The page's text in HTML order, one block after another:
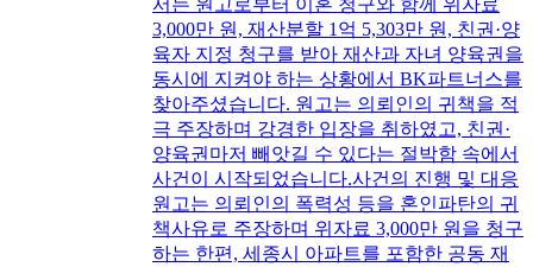
서는 원고로부터 이혼 청구와 함께 위자료
3,000만 원, 재산분할 1억 5,303만 원, 친권·양
육자 지정 청구를 받아 재산과 자녀 양육권을
동시에 지켜야 하는 상황에서 BK파트너스를
찾아주셨습니다. 원고는 의뢰인의 귀책을 적
극 주장하며 강경한 입장을 취하였고, 친권·
양육권마저 빼앗길 수 있다는 절박함 속에서
사건이 시작되었습니다.사건의 진행 및 대응
원고는 의뢰인의 폭력성 등을 혼인파탄의 귀
책사유로 주장하며 위자료 3,000만 원을 청구
하는 한편, 세종시 아파트를 포함한 공동 재